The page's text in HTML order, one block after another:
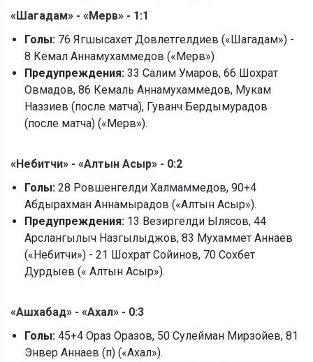
« Шагадам» - « Мерв» - 1:1
Голы: 76 Ягшысахет Довлетгелдиев («Шагадам») -
8 Кемал Аннамухаммедов («Мерв»)
Предупреждения: 33 Салим Умаров, 66 Шохрат
Овмадов, 86 Кемаль Аннамухаммедов, Мукам
Наззиев (после матча), Гуванч Бердымурадов
(после матча) («Мерв»).
« Небитчи» - «Алтын Асыр» - 0:2
Голы: 28 Ровшенгелди Халмаммедов, 90+4
Абдырахман Аннамырадов («Алтын Асыр»).
Предупреждения: 13 Везиргелди Ылясов, 44
Арслангылыч Назгылыджов, 83 Мухаммет Аннаев
(«Небитчи») - 21 Шохрат Сойинов, 70 Сохбет
Дурдыев (« Алтын Асыр»).
«Ашхабад» - «Ахал» - 0:3
Голы: 45+4 Ораз Оразов, 50 Сулейман Мирзойев, 81
Энвер Аннаев (п) («Ахал»).